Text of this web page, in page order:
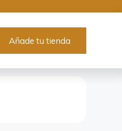
Añade tu tienda